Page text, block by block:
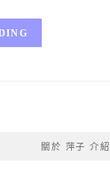
關於 萍子 介紹